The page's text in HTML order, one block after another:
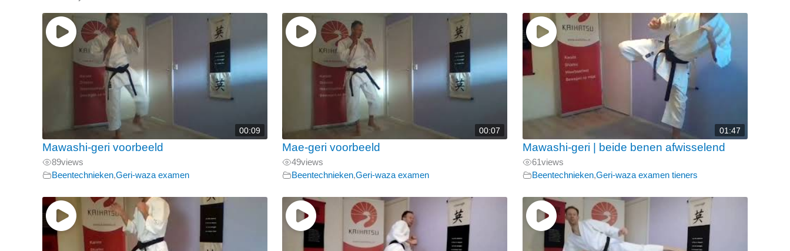
00:09
Mawashi-geri voorbeeld
89views
Beentechnieken,Geri-waza examen
00:07
Mae-geri voorbeeld
49views
Beentechnieken,Geri-waza examen
01:47
Mawashi-geri | beide benen afwisselend
61views
Beentechnieken,Geri-waza examen tieners